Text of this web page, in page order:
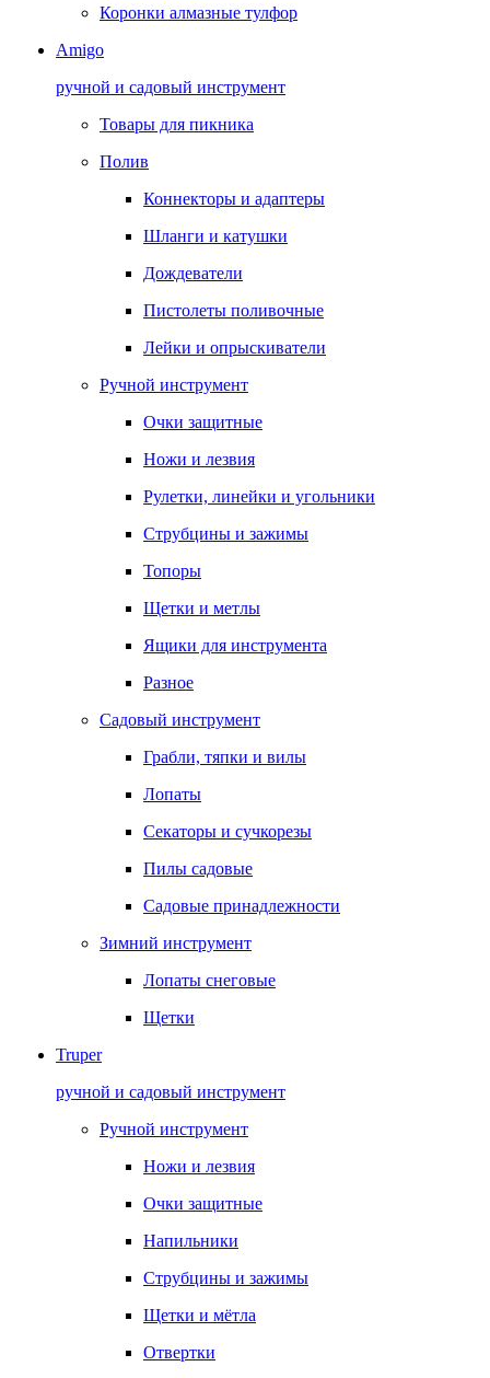
Коронки алмазные тулфор
Amigo
ручной и садовый инструмент
Товары для пикника
Полив
Коннекторы и адаптеры
Шланги и катушки
Дождеватели
Пистолеты поливочные
Лейки и опрыскиватели
Ручной инструмент
Очки защитные
Ножи и лезвия
Рулетки, линейки и угольники
Струбцины и зажимы
Топоры
Щетки и метлы
Ящики для инструмента
Разное
Садовый инструмент
Грабли, тяпки и вилы
Лопаты
Секаторы и сучкорезы
Пилы садовые
Садовые принадлежности
Зимний инструмент
Лопаты снеговые
Щетки
Truper
ручной и садовый инструмент
Ручной инструмент
Ножи и лезвия
Очки защитные
Напильники
Струбцины и зажимы
Щетки и мётла
Отвертки